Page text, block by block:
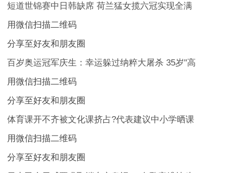
短道世锦赛中日韩缺席 荷兰猛女揽六冠实现全满
用微信扫描二维码
分享至好友和朋友圈
百岁奥运冠军庆生：幸运躲过纳粹大屠杀 35岁"高
用微信扫描二维码
分享至好友和朋友圈
体育课开不齐被文化课挤占?代表建议中小学晒课
用微信扫描二维码
分享至好友和朋友圈